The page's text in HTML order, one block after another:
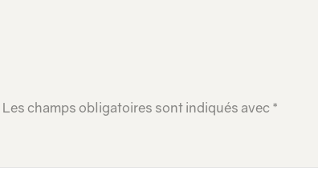
Les champs obligatoires sont indiqués avec *